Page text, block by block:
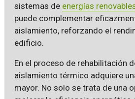
sistemas de energías
puede complementar
aislamiento, reforzando el
edificio.
En el proceso de rehabilitación
aislamiento térmico adquiere
mayor. No solo se trata de una